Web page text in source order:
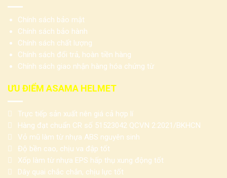
Chính sách bảo mật
Chính sách bảo hành
Chính sách chất lượng
Chính sách đổi trả, hoàn tiền hàng
Chính sách giao nhận hàng hóa chứng từ
ƯU ĐIỂM ASAMA HELMET
Trực tiếp sản xuất nên giá cả hợp lí
Hàng đạt chuẩn CR số 51523042 QCVN 2:2021/BKHCN
Vỏ mũ làm từ nhựa ABS nguyên sinh
Độ bền cao, chịu va đập tốt
Xốp làm từ nhựa EPS hấp thụ xung động tốt
Dây quai chắc chắn, chịu lực tốt